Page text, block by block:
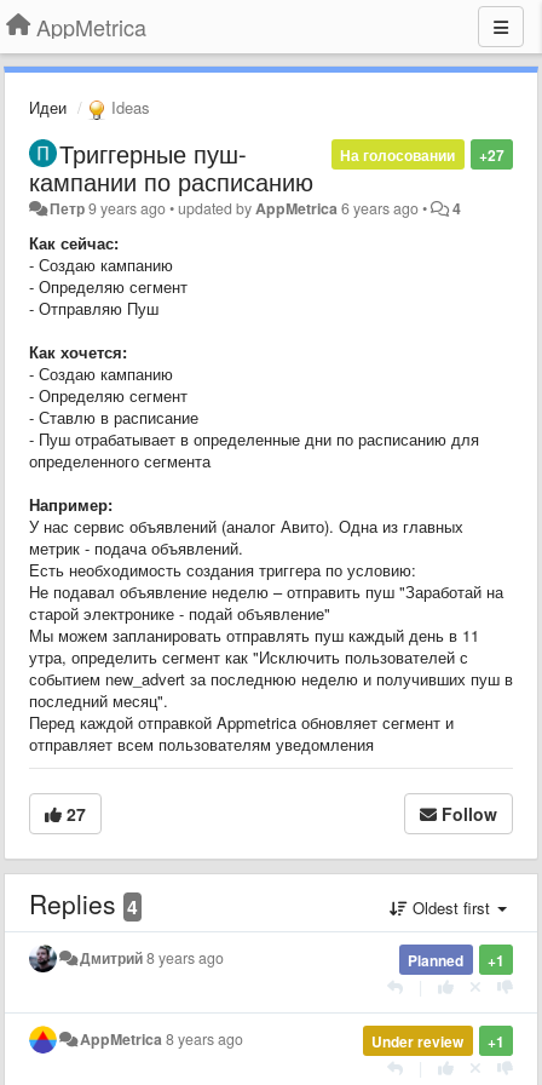
AppMetrica
Идеи Ideas
+27
На голосовании
Триггерные пуш-
кампании по расписанию
Петр9 years ago•updated by AppMetrica 6 years ago• 4
Как сейчас:
- Создаю кампанию
- Определяю сегмент
- Отправляю Пуш
Как хочется:
- Создаю кампанию
- Определяю сегмент
- Ставлю в расписание
- Пуш отрабатывает в определенные дни по расписанию для
определенного сегмента
Например:
У нас сервис объявлений (аналог Авито). Одна из главных
метрик - подача объявлений.
Есть необходимость создания триггера по условию:
Не подавал объявление неделю – отправить пуш "Заработай на
старой электронике - подай объявление"
Мы можем запланировать отправлять пуш каждый день в 11
утра, определить сегмент как "Исключить пользователей с
событием new_advert за последнюю неделю и получивших пуш в
последний месяц".
Перед каждой отправкой Appmetrica обновляет сегмент и
отправляет всем пользователям уведомления
27 Follow
Replies 4 Oldest first
+1
Planned
Дмитрий8 years ago
+1
Under review
AppMetrica 8 years ago